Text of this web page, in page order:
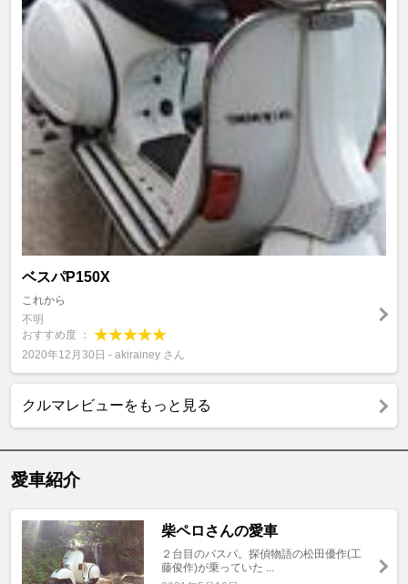
ベスパP150X
これから
不明
おすすめ度 ：
2020年12月30日 - akirainey さん
クルマレビューをもっと見る
愛車紹介
柴ペロさんの愛車
２台目のバスパ。探偵物語の松田優作(工
藤俊作)が乗っていた ...